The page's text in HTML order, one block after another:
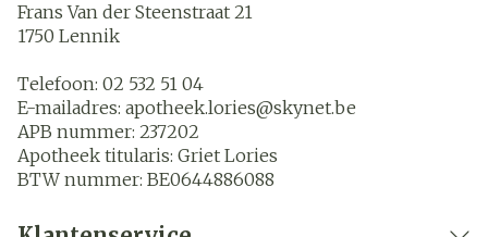
Frans Van der Steenstraat 21
1750 Lennik
Telefoon: 02 532 51 04
E-mailadres: apotheek.lories@skynet.be
APB nummer: 237202
Apotheek titularis: Griet Lories
BTW nummer: BE0644886088